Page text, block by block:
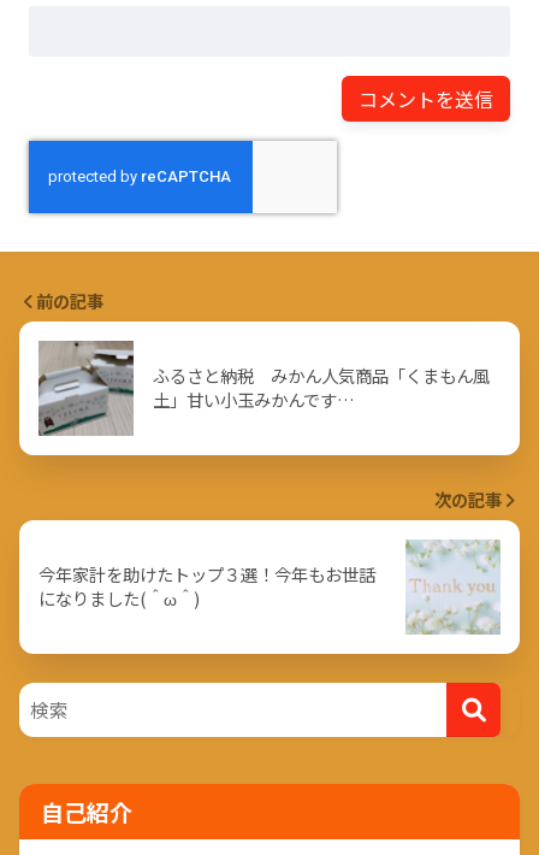
前の記事
ふるさと納税 みかん人気商品「くまもん風
土」甘い小玉みかんです…
次の記事
今年家計を助けたトップ３選！今年もお世話
になりました(＾ω＾)
自己紹介